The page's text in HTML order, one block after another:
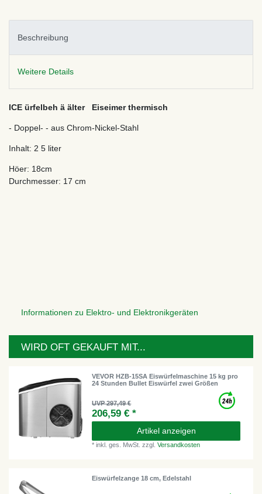
Beschreibung
Weitere Details
ICE ürfelbeh ä älter Eiseimer thermisch
- Doppel- - aus Chrom-Nickel-Stahl
Inhalt: 2 5 liter
Höer: 18cm
Durchmesser: 17 cm
Informationen zu Elektro- und Elektronikgeräten
WIRD OFT GEKAUFT MIT...
VEVOR HZB-15SA Eiswürfelmaschine 15 kg pro
24 Stunden Bullet Eiswürfel zwei Größen
UVP 297,49 €
206,59 € *
Artikel anzeigen
*inkl. ges. MwSt. zzgl.Versandkosten
Eiswürfelzange 18 cm, Edelstahl